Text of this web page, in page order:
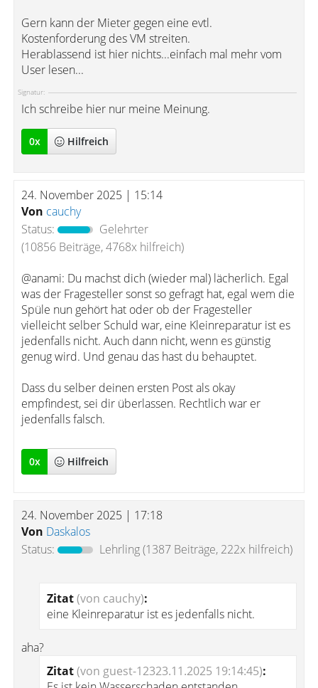
Gern kann der Mieter gegen eine evtl.
Kostenforderung des VM streiten.
Herablassend ist hier nichts...einfach mal mehr vom
User lesen...
Signatur:
Ich schreibe hier nur meine Meinung.
0x Hilfreich
24. November 2025 | 15:14
Von cauchy
Status:
Gelehrter
(10856 Beiträge, 4768x hilfreich)
@anami: Du machst dich (wieder mal) lächerlich. Egal
was der Fragesteller sonst so gefragt hat, egal wem die
Spüle nun gehört hat oder ob der Fragesteller
vielleicht selber Schuld war, eine Kleinreparatur ist es
jedenfalls nicht. Auch dann nicht, wenn es günstig
genug wird. Und genau das hast du behauptet.
Dass du selber deinen ersten Post als okay
empfindest, sei dir überlassen. Rechtlich war er
jedenfalls falsch.
0x Hilfreich
24. November 2025 | 17:18
Von Daskalos
Status:
Lehrling(1387 Beiträge, 222x hilfreich)
Zitat(von cauchy):
eine Kleinreparatur ist es jedenfalls nicht.
aha?
Zitat(von guest-12323.11.2025 19:14:45):